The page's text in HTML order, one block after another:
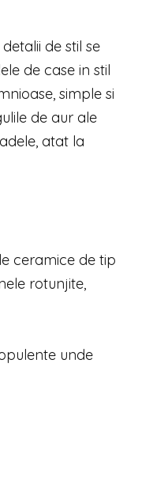
de stil se
de case in stil
simple si
de aur ale
atat la
ceramice de tip
rotunjite,
unde